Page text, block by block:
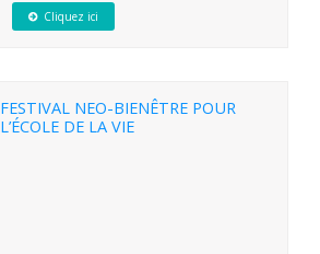
Cliquez ici
FESTIVAL NEO-BIENÊTRE POUR
L’ÉCOLE DE LA VIE